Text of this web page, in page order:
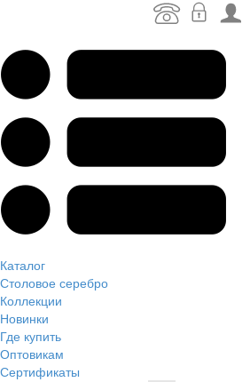
Каталог
Столовое серебро
Коллекции
Новинки
Где купить
Оптовикам
Сертификаты